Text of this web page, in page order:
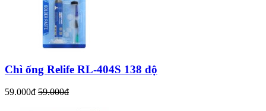
Chì ống Relife RL-404S 138 độ
59.000đ 59.000đ